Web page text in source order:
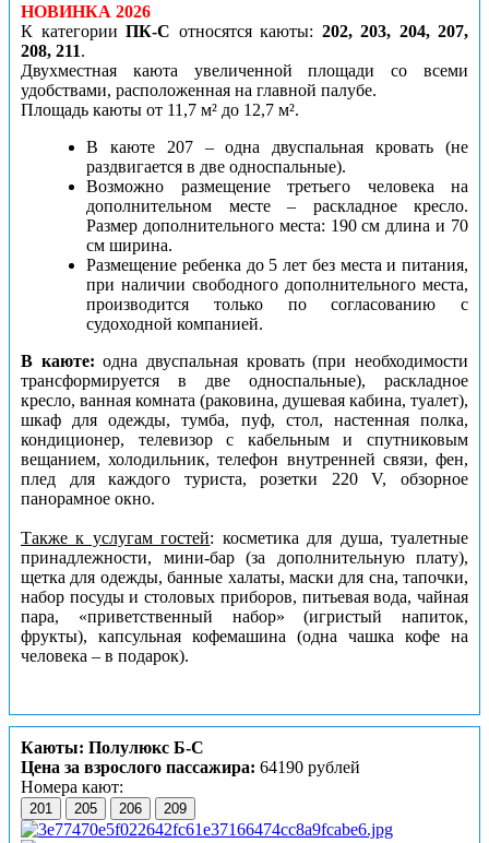
НОВИНКА 2026
К категории ПК-С относятся каюты: 202, 203, 204, 207,
208, 211.
Двухместная каюта увеличенной площади со всеми
удобствами, расположенная на главной палубе.
Площадь каюты от 11,7 м² до 12,7 м².
В каюте 207 – одна двуспальная кровать (не
раздвигается в две односпальные).
Возможно размещение третьего человека на
дополнительном месте – раскладное кресло.
Размер дополнительного места: 190 см длина и 70
см ширина.
Размещение ребенка до 5 лет без места и питания,
при наличии свободного дополнительного места,
производится только по согласованию с
судоходной компанией.
В каюте: одна двуспальная кровать (при необходимости
трансформируется в две односпальные), раскладное
кресло, ванная комната (раковина, душевая кабина, туалет),
шкаф для одежды, тумба, пуф, стол, настенная полка,
кондиционер, телевизор с кабельным и спутниковым
вещанием, холодильник, телефон внутренней связи, фен,
плед для каждого туриста, розетки 220 V, обзорное
панорамное окно.
Также к услугам гостей: косметика для душа, туалетные
принадлежности, мини-бар (за дополнительную плату),
щетка для одежды, банные халаты, маски для сна, тапочки,
набор посуды и столовых приборов, питьевая вода, чайная
пара, «приветственный набор» (игристый напиток,
фрукты), капсульная кофемашина (одна чашка кофе на
человека – в подарок).
Каюты: Полулюкс Б-С
Цена за взрослого пассажира: 64190 рублей
Номера кают:
201 205 206 209